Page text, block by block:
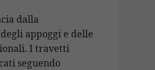
dalla
appoggi e delle
I travetti
seguendo